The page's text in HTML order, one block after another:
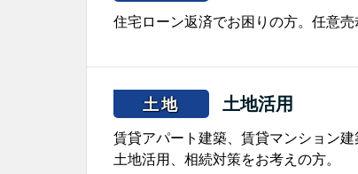
住宅ローン返済でお困りの方。任意売
土地 土地活用
賃貸アパート建築、賃貸マンション建
土地活用、相続対策をお考えの方。